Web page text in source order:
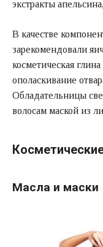
экстракты
В качестве
зарекомендовали
косметическая
ополаскивание
Обладательницы
волосам маской из
Масла и маски